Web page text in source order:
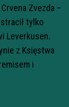
Zvezda –
tylko
Leverkusen.
z Księstwa
i